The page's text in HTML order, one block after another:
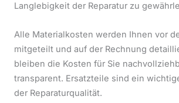
Langlebigkeit der Reparatur zu
Alle Materialkosten werden Ihnen vor
mitgeteilt und auf der Rechnung
bleiben die Kosten für Sie
transparent. Ersatzteile sind ein
der Reparaturqualität.